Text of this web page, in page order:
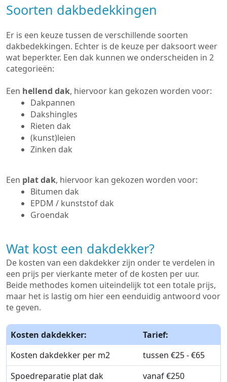
Soorten dakbedekkingen
Er is een keuze tussen de verschillende soorten
dakbedekkingen. Echter is de keuze per daksoort weer
wat beperkter. Een dak kunnen we onderscheiden in 2
categorieën:
Een hellend dak, hiervoor kan gekozen worden voor:
Dakpannen
Dakshingles
Rieten dak
(kunst)leien
Zinken dak
Een plat dak, hiervoor kan gekozen worden voor:
Bitumen dak
EPDM / kunststof dak
Groendak
Wat kost een dakdekker?
De kosten van een dakdekker zijn onder te verdelen in
een prijs per vierkante meter of de kosten per uur.
Beide methodes komen uiteindelijk tot een totale prijs,
maar het is lastig om hier een eenduidig antwoord voor
te geven.
Kosten dakdekker:
Tarief:
Kosten dakdekker per m2
tussen €25 - €65
Spoedreparatie plat dak
vanaf €250